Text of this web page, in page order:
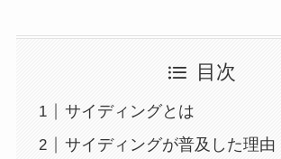
目次
サイディングとは
サイディングが普及した理由